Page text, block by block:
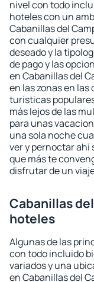
nivel con todo
hoteles con un
Cabanillas del
con cualquier
deseado y la
de pago y las
en Cabanillas del
en las zonas en
turísticas
más lejos de las
para unas
una sola noche
ver y pernoctar ahí
que más te
disfrutar de un
Cabanillas
hoteles
Algunas de las
con todo incluido
variados y una
en Cabanillas del